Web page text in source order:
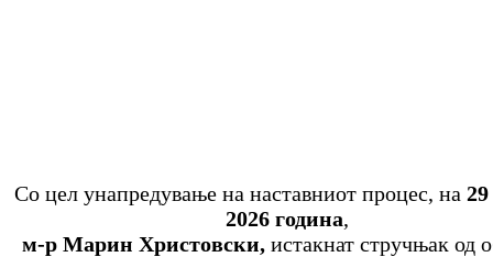
Со цел унапредување на наставниот процес, на
2026 година,
м-р Марин Христовски,истакнат стручњак од